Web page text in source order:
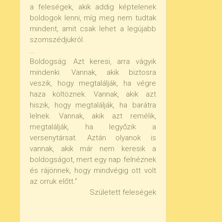
a feleségek, akik addig képtelenek
boldogok lenni, míg meg nem tudtak
mindent, amit csak lehet a legújabb
szomszédjukról.
…
Boldogság. Azt keresi, arra vágyik
mindenki. Vannak, akik biztosra
veszik, hogy megtalálják, ha végre
haza költöznek. Vannak, akik azt
hiszik, hogy megtalálják, ha barátra
lelnek. Vannak, akik azt remélik,
megtalálják, ha legyőzik a
versenytársat. Aztán olyanok is
vannak, akik már nem keresik a
boldogságot, mert egy nap felnéznek
és rájönnek, hogy mindvégig ott volt
az orruk előtt.”
Született feleségek